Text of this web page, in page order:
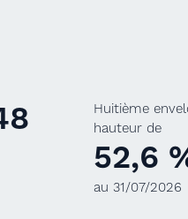
Huitième
hauteur de
52,6
au 31/07/2026